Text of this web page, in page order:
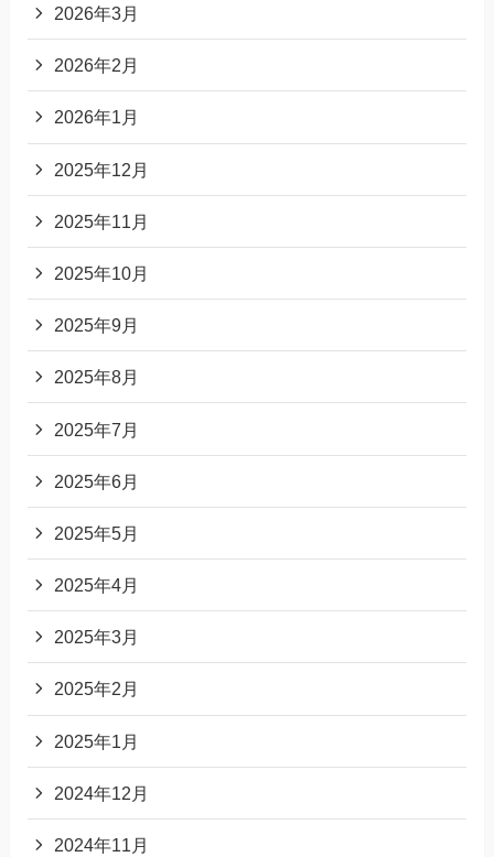
2026年3月
2026年2月
2026年1月
2025年12月
2025年11月
2025年10月
2025年9月
2025年8月
2025年7月
2025年6月
2025年5月
2025年4月
2025年3月
2025年2月
2025年1月
2024年12月
2024年11月